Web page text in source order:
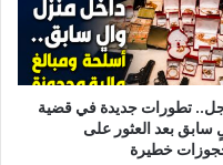
تطورات جديدة في قضية
سابق بعد العثور على
خطيرة